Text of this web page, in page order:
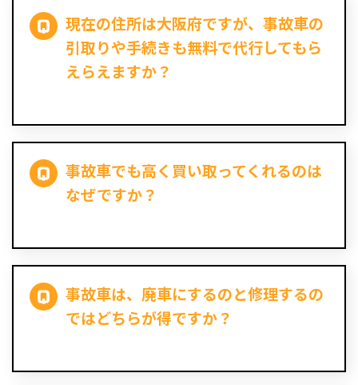
現在の住所は大阪府ですが、事故車の
引取りや手続きも無料で代行してもら
えらえますか？
事故車でも高く買い取ってくれるのは
なぜですか？
事故車は、廃車にするのと修理するの
ではどちらが得ですか？